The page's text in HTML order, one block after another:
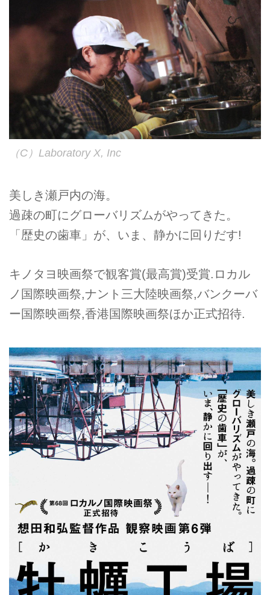
（C）Laboratory X, Inc
美しき瀬戸内の海。
過疎の町にグローバリズムがやってきた。
「歴史の歯車」が、いま、静かに回りだす!
キノタヨ映画祭で観客賞(最高賞)受賞.ロカル
ノ国際映画祭,ナント三大陸映画祭,バンクーバ
ー国際映画祭,香港国際映画祭ほか正式招待.